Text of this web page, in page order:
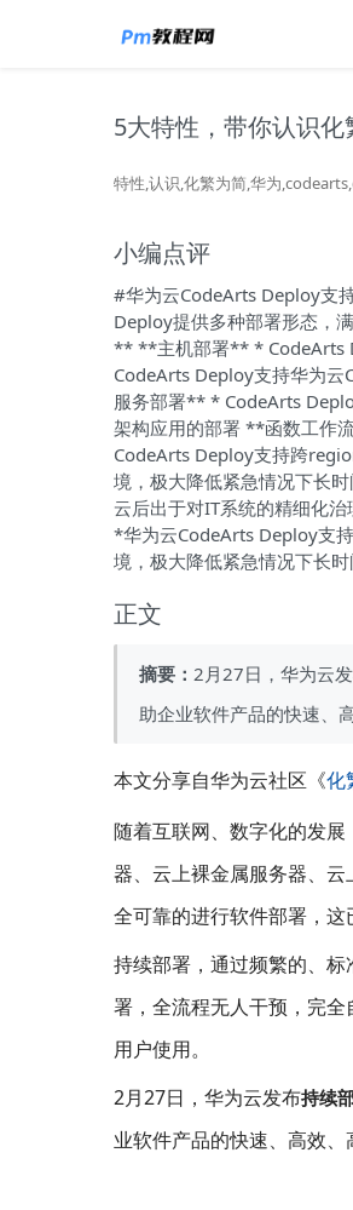
5大特性，带你认识
特性,认识,化繁为简,华为
小编点评
#华为云CodeArts Deploy支
Deploy提供多种部署形态，
** **主机部署** * CodeArts
CodeArts Deploy支持华为云
服务部署** * CodeArts
架构应用的部署 **函数工作
CodeArts Deploy支持跨
境，极大降低紧急情况下长
云后出于对IT系统的精细化
*华为云CodeArts Deploy支
境，极大降低紧急情况下长
正文
摘要： 2月27日，华为云
助企业软件产品的快速、
本文分享自华为云社区《化
随着互联网、数字化的发
器、云上裸金属服务器、
全可靠的进行软件部署，这
持续部署，通过频繁的、
署，全流程无人干预，完
用户使用。
2月27日，华为云发布持续
业软件产品的快速、高效、